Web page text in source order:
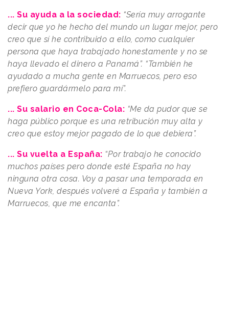
... Su ayuda a la sociedad: “Sería muy arrogante
decir que yo he hecho del mundo un lugar mejor, pero
creo que sí he contribuido a ello, como cualquier
persona que haya trabajado honestamente y no se
haya llevado el dinero a Panamá”. “También he
ayudado a mucha gente en Marruecos, pero eso
prefiero guardármelo para mí”.
... Su salario en Coca-Cola: “Me da pudor que se
haga público porque es una retribución muy alta y
creo que estoy mejor pagado de lo que debiera”.
... Su vuelta a España: “Por trabajo he conocido
muchos países pero donde esté España no hay
ninguna otra cosa. Voy a pasar una temporada en
Nueva York, después volveré a España y también a
Marruecos, que me encanta”.